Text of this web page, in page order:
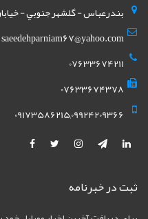
بندرعباس - گلشهر جنوبي -
saeedehparniam67@yahoo.com
07633674211
07633674378
09173586215,09924209366
ثبت در خبرنامه